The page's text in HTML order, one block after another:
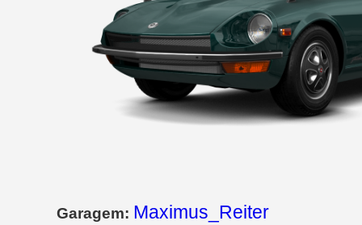
Garagem: Maximus_Reiter